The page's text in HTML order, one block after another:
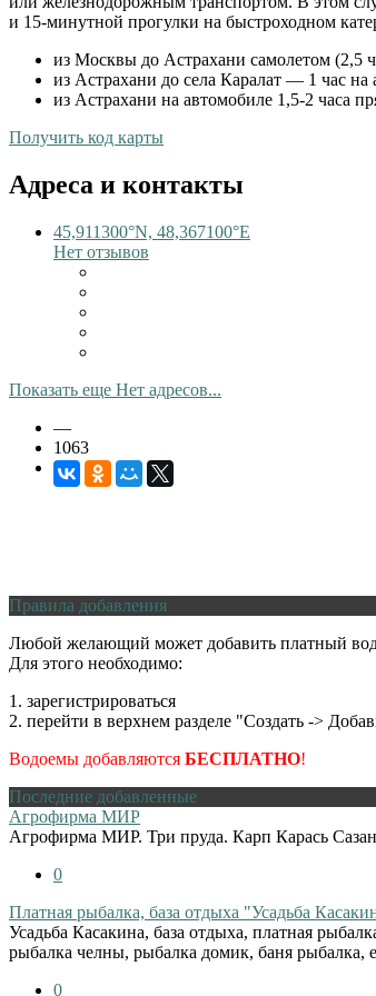
и 15-минутной прогулки на быстроходном
из Москвы до Астрахани самолетом (2,5
из Астрахани до села Каралат — 1 час на
из Астрахани на автомобиле 1,5-2 часа
Получить код карты
Адреса и контакты
45,911300°N, 48,367100°E
Нет отзывов
Показать еще Нет адресов...
—
1063
Правила добавления
Любой желающий может добавить платный
Для этого необходимо:
1. зарегистрироваться
2. перейти в верхнем разделе "Создать ->
Водоемы добавляются БЕСПЛАТНО!
Последние добавленные
Агрофирма МИР
Агрофирма МИР. Три пруда. Карп Карась
0
Платная рыбалка, база отдыха "Усадьба
Усадьба Касакина, база отдыха, платная
рыбалка челны, рыбалка домик, баня рыбалка,
0